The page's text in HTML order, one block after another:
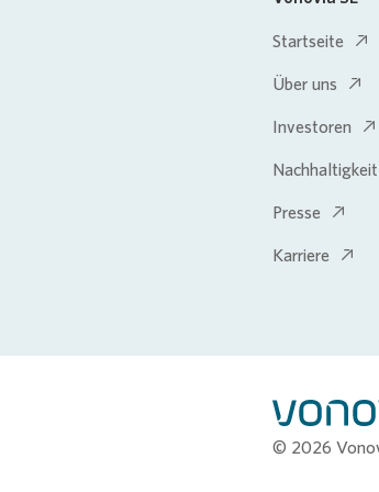
Startseite
Über uns
Investoren
Nachhaltigkeit
Presse
Karriere
© 2026